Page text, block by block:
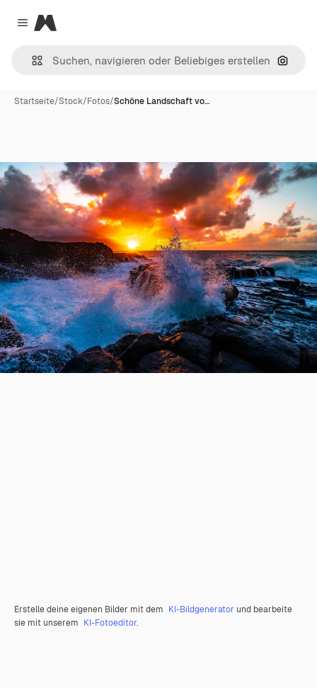
Close menu
Magnific
Nach
Startseite/Stock/Fotos/Schöne Landschaft vo…
Erstelle deine eigenen Bilder mit dem KI-Bildgenerator und bearbeite
sie mit unserem KI-Fotoeditor.